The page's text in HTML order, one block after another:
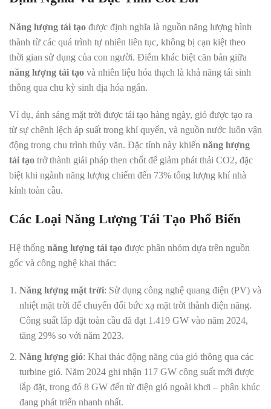
Năng lượng tái tạo được định nghĩa là nguồn năng lượng hình
thành từ các quá trình tự nhiên liên tục, không bị cạn kiệt theo
thời gian sử dụng của con người. Điểm khác biệt căn bản giữa
năng lượng tái tạo và nhiên liệu hóa thạch là khả năng tái sinh
thông qua chu kỳ sinh địa hóa ngắn.
Ví dụ, ánh sáng mặt trời được tái tạo hàng ngày, gió được tạo ra
từ sự chênh lệch áp suất trong khí quyển, và nguồn nước luôn vận
động trong chu trình thủy văn. Đặc tính này khiến năng lượng
tái tạo trở thành giải pháp then chốt để giảm phát thải CO2, đặc
biệt khi ngành năng lượng chiếm đến 73% tổng lượng khí nhà
kính toàn cầu.
Các Loại Năng Lượng Tái Tạo Phổ Biến
Hệ thống năng lượng tái tạo được phân nhóm dựa trên nguồn
gốc và công nghệ khai thác:
Năng lượng mặt trời: Sử dụng công nghệ quang điện (PV) và
nhiệt mặt trời để chuyển đổi bức xạ mặt trời thành điện năng.
Công suất lắp đặt toàn cầu đã đạt 1.419 GW vào năm 2024,
tăng 29% so với năm 2023.
Năng lượng gió: Khai thác động năng của gió thông qua các
turbine gió. Năm 2024 ghi nhận 117 GW công suất mới được
lắp đặt, trong đó 8 GW đến từ điện gió ngoài khơi – phân khúc
đang phát triển nhanh nhất.